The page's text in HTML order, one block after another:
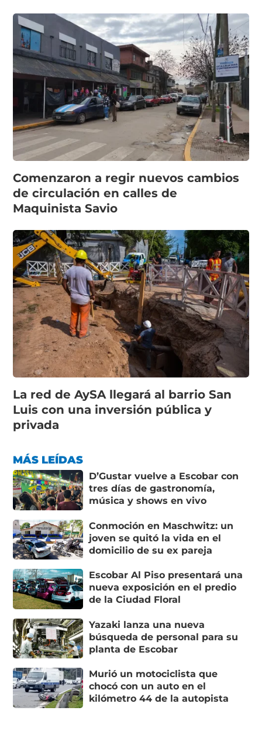
Comenzaron a regir nuevos cambios
de circulación en calles de
Maquinista Savio
La red de AySA llegará al barrio San
Luis con una inversión pública y
privada
MÁS LEÍDAS
D’Gustar vuelve a Escobar con
tres días de gastronomía,
música y shows en vivo
Conmoción en Maschwitz: un
joven se quitó la vida en el
domicilio de su ex pareja
Escobar Al Piso presentará una
nueva exposición en el predio
de la Ciudad Floral
Yazaki lanza una nueva
búsqueda de personal para su
planta de Escobar
Murió un motociclista que
chocó con un auto en el
kilómetro 44 de la autopista